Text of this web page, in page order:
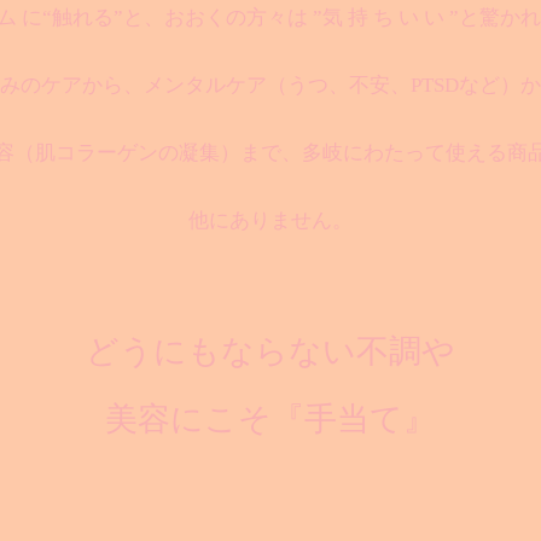
に“触れる”と、おおくの方々は ”気 持 ち い い ”と驚かれ
のケアから、メンタルケア（うつ、不安、PTSDなど）
（肌コラーゲンの凝集）まで、多岐にわたって使える商
他にありません。
どうにもならない不調や
美容にこそ『手当て』